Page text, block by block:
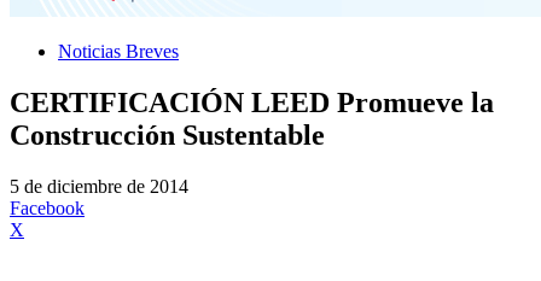
Noticias Breves
CERTIFICACIÓN LEED Promueve la
Construcción Sustentable
5 de diciembre de 2014
Facebook
X